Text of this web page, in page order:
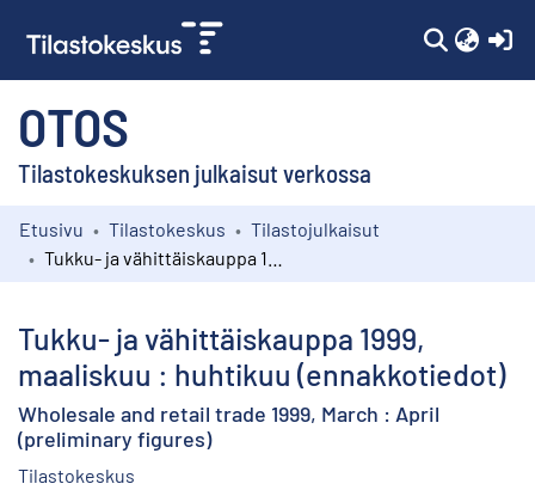
OTOS
Tilastokeskuksen julkaisut verkossa
Kokoelmat
Etusivu Tilastokeskus
Tilastojulkaisut
Tukku- ja vähittäiskauppa 1999,
maaliskuu : huhtikuu (ennakkotiedot)
Wholesale and retail trade 1999, March : April
(preliminary figures)
Tilastokeskus